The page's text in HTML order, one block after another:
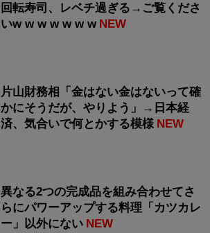
回転寿司、レベチ過ぎる→ご覧くださ
いw w w w w w w NEW
片山財務相「金はない金はないって確
かにそうだが、やりよう」→日本経
済、気合いで何とかする模様 NEW
異なる2つの完成品を組み合わせてさ
らにパワーアップする料理「カツカレ
ー」以外にない NEW